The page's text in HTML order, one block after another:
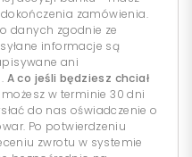
zamówienia.
danych zgodnie ze
informacje są
ani
A co jeśli będziesz chciał
w terminie 30 dni
do nas oświadczenie o
Po potwierdzeniu
zwrotu w systemie